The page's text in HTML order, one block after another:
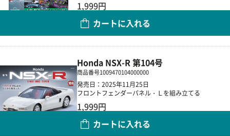
1,999円
カートに入れる
Honda NSX-R 第104号
商品番号1009470104000000
発売日：2025年11月25日
フロントフェンダーパネル・Ｌを組み立てる
1,999円
カートに入れる